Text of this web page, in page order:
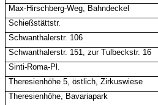
Max-Hirschberg-Weg, Bahndeckel
Schießstättstr.
Schwanthalerstr. 106
Schwanthalerstr. 151, zur Tulbeckstr. 16
Sinti-Roma-Pl.
Theresienhöhe 5, östlich, Zirkuswiese
Theresienhöhe, Bavariapark